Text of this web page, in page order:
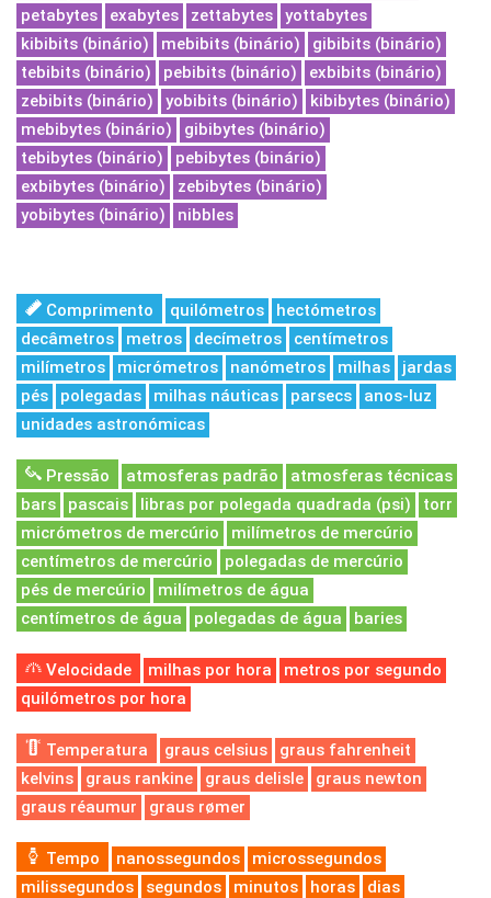
petabytes
exabytes zettabytes
yottabytes
kibibits (binário)
mebibits (binário)
gibibits (binário)
tebibits (binário)
pebibits (binário)
exbibits (binário)
zebibits (binário)
yobibits (binário)
kibibytes (binário)
mebibytes (binário)
gibibytes (binário)
tebibytes (binário)
pebibytes (binário)
exbibytes (binário)
zebibytes (binário)
yobibytes (binário)
nibbles
Comprimento quilómetros
hectómetros
decâmetros
metros decímetros
centímetros
milímetros
micrómetros nanómetros milhas
jardas
pés
polegadas milhas náuticas parsecs
anos-luz
unidades astronómicas
Pressão atmosferas padrão
atmosferas técnicas
bars
pascais libras por polegada quadrada (psi)
torr
micrómetros de mercúrio
milímetros de mercúrio
centímetros de mercúrio
polegadas de mercúrio
pés de mercúrio
milímetros de água
centímetros de água
polegadas de água baries
Velocidade milhas por hora
metros por segundo
quilómetros por hora
Temperatura graus celsius
graus fahrenheit
kelvins
graus rankine graus delisle
graus newton
graus réaumur
graus rømer
Tempo nanossegundos
microssegundos
milissegundos
segundos minutos horas
dias